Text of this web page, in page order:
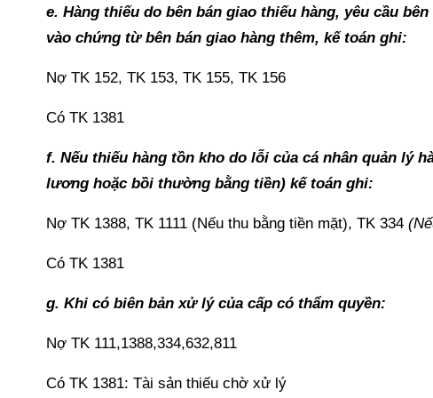
e. Hàng thiếu do bên bán giao thiếu hàng, yêu cầu
vào chứng từ bên bán giao hàng thêm, kế toán ghi:
Nợ TK 152, TK 153, TK 155, TK 156
Có TK 1381
f. Nếu thiếu hàng tồn kho do lỗi của cá nhân quản lý
lương hoặc bồi thường bằng tiền) kế toán ghi:
Nợ TK 1388, TK 1111 (Nếu thu bằng tiền mặt), TK 334
Có TK 1381
g. Khi có biên bản xử lý của cấp có thẩm quyền:
Nợ TK 111,1388,334,632,811
Có TK 1381: Tài sản thiếu chờ xử lý